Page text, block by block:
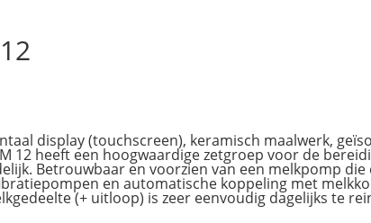
display (touchscreen), keramisch maalwerk,
12 heeft een hoogwaardige zetgroep voor de
Betrouwbaar en voorzien van een melkpomp
en automatische koppeling met
(+ uitloop) is zeer eenvoudig dagelijks te